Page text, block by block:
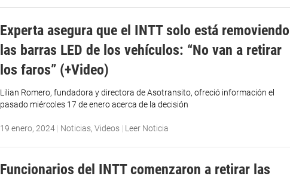
Experta asegura que el INTT solo está removiendo
las barras LED de los vehículos: “No van a retirar
los faros” (+Video)
Lilian Romero, fundadora y directora de Asotransito, ofreció información el
pasado miércoles 17 de enero acerca de la decisión
19 enero, 2024 | Noticias,Videos | Leer Noticia
Funcionarios del INTT comenzaron a retirar las